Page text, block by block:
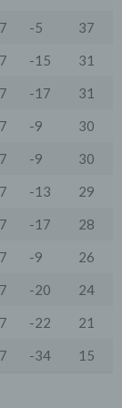
-5
37
-15
31
-17
31
-9
30
-9
30
-13
29
-17
28
-9
26
-20
24
-22
21
-34 15
den
auf
, Service-
ist (z.B.
zwecks